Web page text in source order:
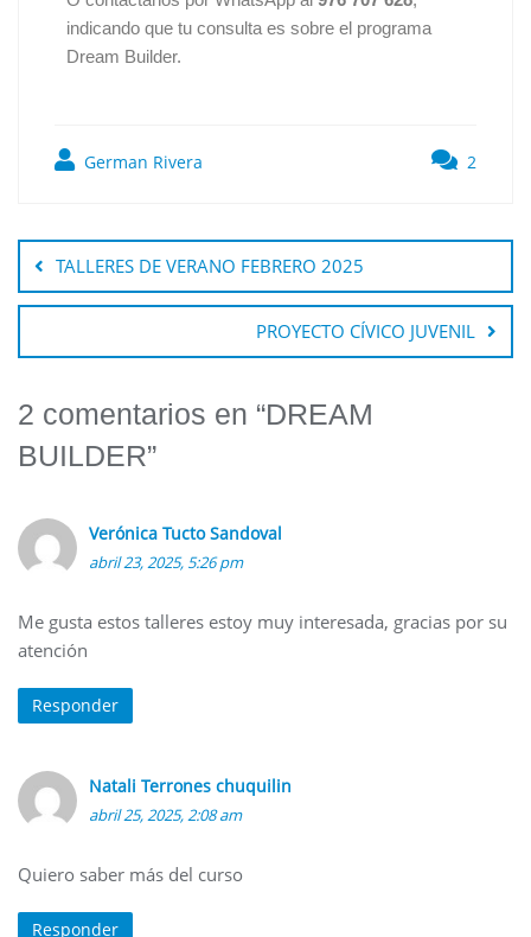
indicando que tu consulta es sobre el programa
Dream Builder.
German Rivera 2
TALLERES DE VERANO FEBRERO 2025
PROYECTO CÍVICO JUVENIL
2 comentarios en “DREAM
BUILDER”
Verónica Tucto Sandoval
abril 23, 2025, 5:26 pm
Me gusta estos talleres estoy muy interesada, gracias por su
atención
Responder
Natali Terrones chuquilin
abril 25, 2025, 2:08 am
Quiero saber más del curso
Responder